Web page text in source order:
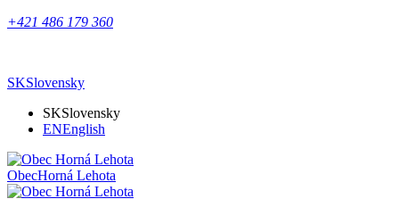
+421 486 179 360
SKSlovensky
SKSlovensky
ENEnglish
ObecHorná Lehota